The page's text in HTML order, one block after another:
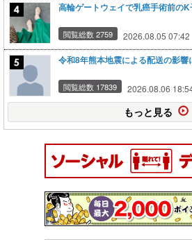
高輪ゲートウェイで乳癌手術前の
閲覧総数 2759 2026.08.05 07:42
令和8年熊本地震による配送の影
閲覧総数 17839 2026.08.06
もっと見る